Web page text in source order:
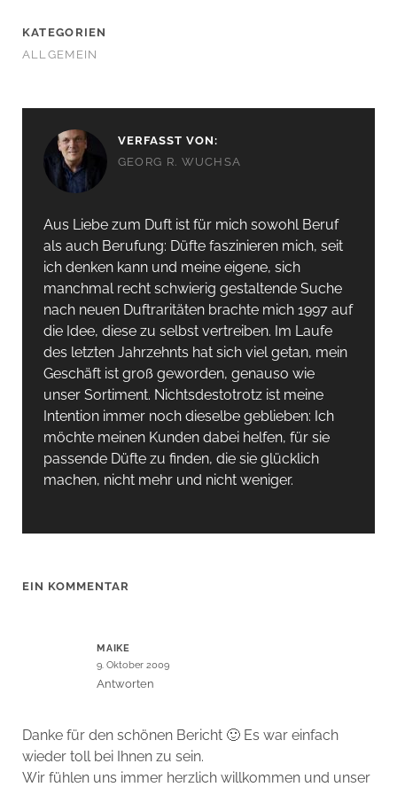
KATEGORIEN
ALLGEMEIN
VERFASST VON:
GEORG R. WUCHSA
Aus Liebe zum Duft ist für mich sowohl Beruf
als auch Berufung: Düfte faszinieren mich, seit
ich denken kann und meine eigene, sich
manchmal recht schwierig gestaltende Suche
nach neuen Duftraritäten brachte mich 1997 auf
die Idee, diese zu selbst vertreiben. Im Laufe
des letzten Jahrzehnts hat sich viel getan, mein
Geschäft ist groß geworden, genauso wie
unser Sortiment. Nichtsdestotrotz ist meine
Intention immer noch dieselbe geblieben: Ich
möchte meinen Kunden dabei helfen, für sie
passende Düfte zu finden, die sie glücklich
machen, nicht mehr und nicht weniger.
EIN KOMMENTAR
MAIKE
9. Oktober 2009
Antworten
Danke für den schönen Bericht 🙂 Es war einfach
wieder toll bei Ihnen zu sein.
Wir fühlen uns immer herzlich willkommen und unser